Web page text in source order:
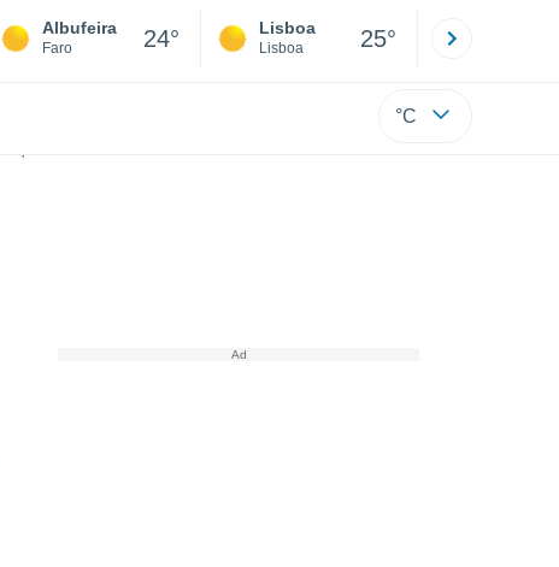
Albufeira
Faro 24° Lisboa
Lisboa 25°
°C